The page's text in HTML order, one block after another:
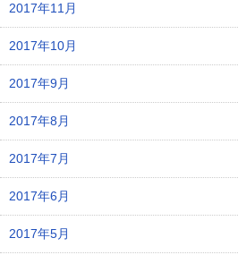
2017年11月
2017年10月
2017年9月
2017年8月
2017年7月
2017年6月
2017年5月